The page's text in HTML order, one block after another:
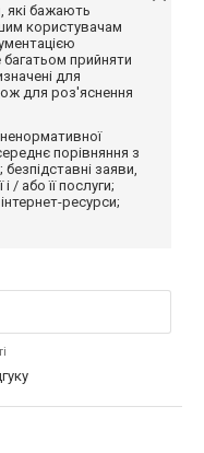
які бажають
користувачам
прийняти
для
для роз'яснення
порівняння з
заяви,
/ або її послуги;
ресурси;